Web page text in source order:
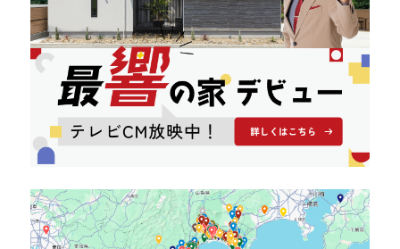
分譲住宅･不動産 スタッフブログ
施工事例
お知らせ 土地情報
動画ギャラリー 採用情報